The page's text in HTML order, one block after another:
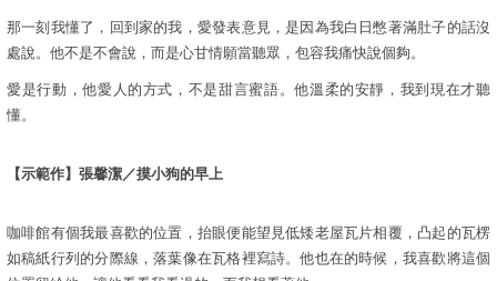
那一刻我懂了，回到家的我，愛發表意見，是因為我白日憋著滿肚子的話沒
處說。他不是不會說，而是心甘情願當聽眾，包容我痛快說個夠。
愛是行動，他愛人的方式，不是甜言蜜語。他溫柔的安靜，我到現在才聽
懂。
【示範作】張馨潔／摸小狗的早上
咖啡館有個我最喜歡的位置，抬眼便能望見低矮老屋瓦片相覆，凸起的瓦楞
如稿紙行列的分際線，落葉像在瓦格裡寫詩。他也在的時候，我喜歡將這個